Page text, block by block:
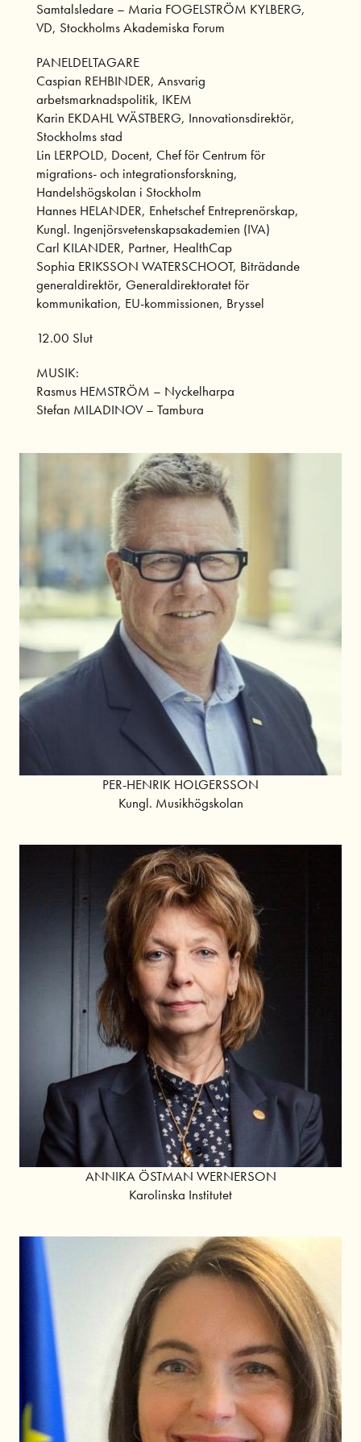
Samtalsledare – Maria FOGELSTRÖM KYLBERG,
VD, Stockholms Akademiska Forum
PANELDELTAGARE
Caspian REHBINDER, Ansvarig
arbetsmarknadspolitik, IKEM
Karin EKDAHL WÄSTBERG, Innovationsdirektör,
Stockholms stad
Lin LERPOLD, Docent, Chef för Centrum för
migrations- och integrationsforskning,
Handelshögskolan i Stockholm
Hannes HELANDER, Enhetschef Entreprenörskap,
Kungl. Ingenjörsvetenskapsakademien (IVA)
Carl KILANDER, Partner, HealthCap
Sophia ERIKSSON WATERSCHOOT, Biträdande
generaldirektör, Generaldirektoratet för
kommunikation, EU-kommissionen, Bryssel
12.00 Slut
MUSIK:
Rasmus HEMSTRÖM – Nyckelharpa
Stefan MILADINOV – Tambura
PER-HENRIK HOLGERSSON
Kungl. Musikhögskolan
ANNIKA ÖSTMAN WERNERSON
Karolinska Institutet